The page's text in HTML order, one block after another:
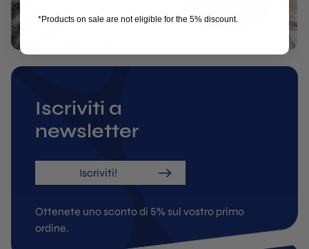
Iscriviti a
newsletter
Iscriviti!
Ottenete uno sconto di 5% sul vostro primo
ordine.
*Products on sale are not eligible for the 5% discount.